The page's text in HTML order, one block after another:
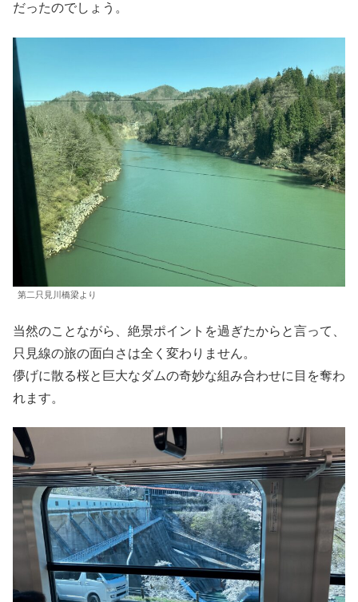
だったのでしょう。
第二只見川橋梁より
当然のことながら、絶景ポイントを過ぎたからと言って、
只見線の旅の面白さは全く変わりません。
儚げに散る桜と巨大なダムの奇妙な組み合わせに目を奪わ
れます。